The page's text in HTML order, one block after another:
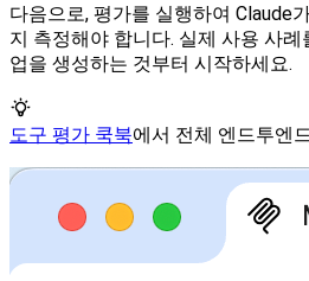
다음으로, 평가를 실행하여 Claude
지 측정해야 합니다. 실제 사용 사
업을 생성하는 것부터 시작하세요.
도구 평가 쿡북에서 전체 엔드투엔